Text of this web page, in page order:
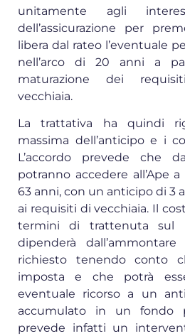
unitamente agli
dell’assicurazione per
libera dal rateo l’eventuale
nell’arco di 20 anni a
maturazione dei
vecchiaia.
La trattativa ha quindi
massima dell’anticipo e i
L’accordo prevede che
potranno accedere all’Ape
63 anni, con un anticipo di 3
ai requisiti di vecchiaia. Il
termini di trattenuta sul
dipenderà
richiesto tenendo conto
imposta e che potrà
eventuale ricorso a un
accumulato in un fondo
prevede infatti un